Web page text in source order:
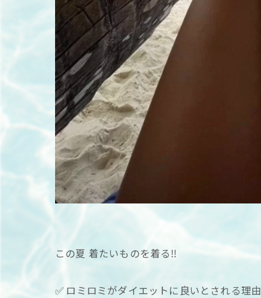
この夏 着たいものを着る‼️
✅ ロミロミがダイエットに良いとされる理由